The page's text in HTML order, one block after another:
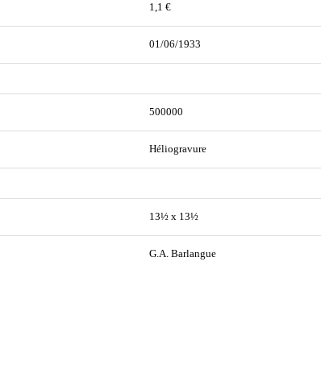
1,1 €
01/06/1933
500000
Héliogravure
13½ x 13½
G.A. Barlangue